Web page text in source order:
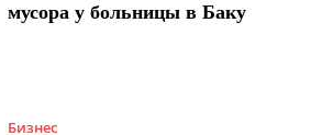
мусора у больницы в Баку
Бизнес